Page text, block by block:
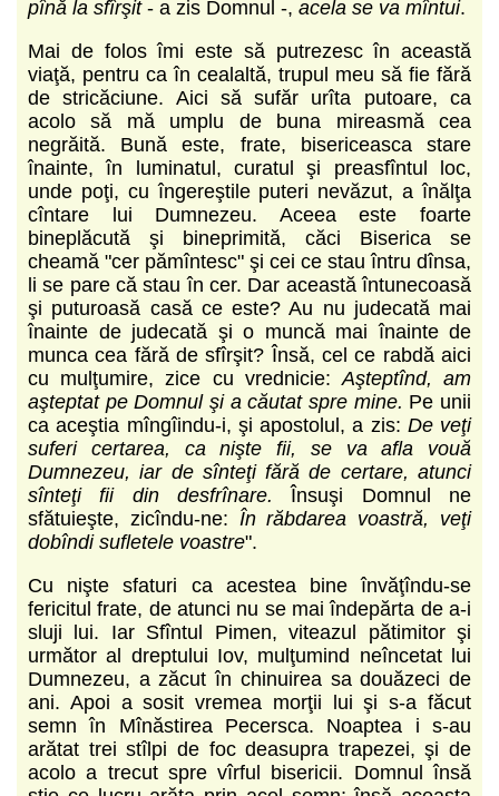
pînă la sfîrşit- a zis Domnul -, acela se va mîntui.
Mai de folos îmi este să putrezesc în această
viaţă, pentru ca în cealaltă, trupul meu să fie fără
de stricăciune. Aici să sufăr urîta putoare, ca
acolo să mă umplu de buna mireasmă cea
negrăită. Bună este, frate, bisericeasca stare
înainte, în luminatul, curatul şi preasfîntul loc,
unde poţi, cu îngereştile puteri nevăzut, a înălţa
cîntare lui Dumnezeu. Aceea este foarte
bineplăcută şi bineprimită, căci Biserica se
cheamă "cer pămîntesc" şi cei ce stau întru dînsa,
li se pare că stau în cer. Dar această întunecoasă
şi puturoasă casă ce este? Au nu judecată mai
înainte de judecată şi o muncă mai înainte de
munca cea fără de sfîrşit? Însă, cel ce rabdă aici
cu mulţumire, zice cu vrednicie: Aşteptînd, am
aşteptat pe Domnul şi a căutat spre mine. Pe unii
ca aceştia mîngîindu-i, şi apostolul, a zis: De veţi
suferi certarea, ca nişte fii, se va afla vouă
Dumnezeu, iar de sînteţi fără de certare, atunci
sînteţi fii din desfrînare.Însuşi Domnul ne
sfătuieşte, zicîndu-ne: În răbdarea voastră, veţi
dobîndi sufletele voastre".
Cu nişte sfaturi ca acestea bine învăţîndu-se
fericitul frate, de atunci nu se mai îndepărta de a-i
sluji lui. Iar Sfîntul Pimen, viteazul pătimitor şi
următor al dreptului Iov, mulţumind neîncetat lui
Dumnezeu, a zăcut în chinuirea sa douăzeci de
ani. Apoi a sosit vremea morţii lui şi s-a făcut
semn în Mînăstirea Pecersca. Noaptea i s-au
arătat trei stîlpi de foc deasupra trapezei, şi de
acolo a trecut spre vîrful bisericii. Domnul însă